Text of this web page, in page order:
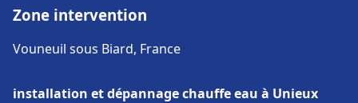
Zone intervention
Vouneuil sous Biard, France
installation et dépannage chauffe eau à Unieux